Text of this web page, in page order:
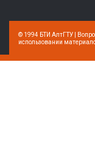
© 1994 БТИ АлтГТУ |
использовании